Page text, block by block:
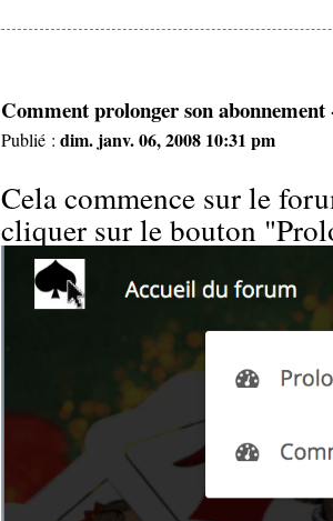
Comment prolonger son
Publié :dim. janv. 06, 2008 10:31 pm
Cela commence sur le
cliquer sur le bouton